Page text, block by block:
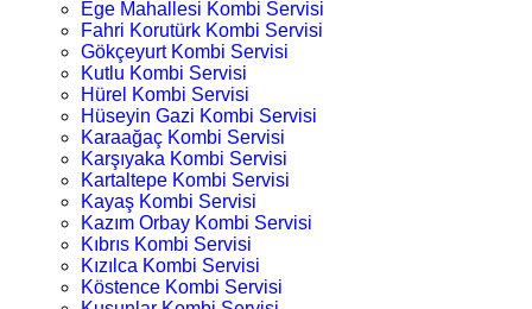
Ege Mahallesi Kombi Servisi
Fahri Korutürk Kombi Servisi
Gökçeyurt Kombi Servisi
Kutlu Kombi Servisi
Hürel Kombi Servisi
Hüseyin Gazi Kombi Servisi
Karaağaç Kombi Servisi
Karşıyaka Kombi Servisi
Kartaltepe Kombi Servisi
Kayaş Kombi Servisi
Kazım Orbay Kombi Servisi
Kıbrıs Kombi Servisi
Kızılca Kombi Servisi
Köstence Kombi Servisi